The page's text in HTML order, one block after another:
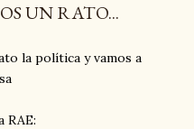
UN RATO...
la política y vamos a
RAE: